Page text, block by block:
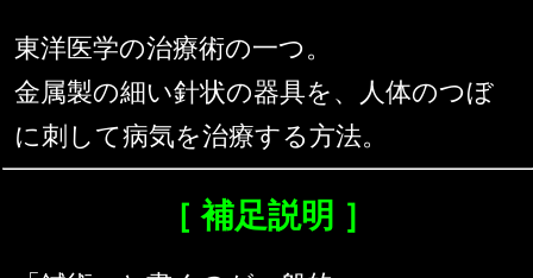
東洋医学の治療術の一つ。
金属製の細い針状の器具を、人体のつぼ
に刺して病気を治療する方法。
［ 補足説明 ］